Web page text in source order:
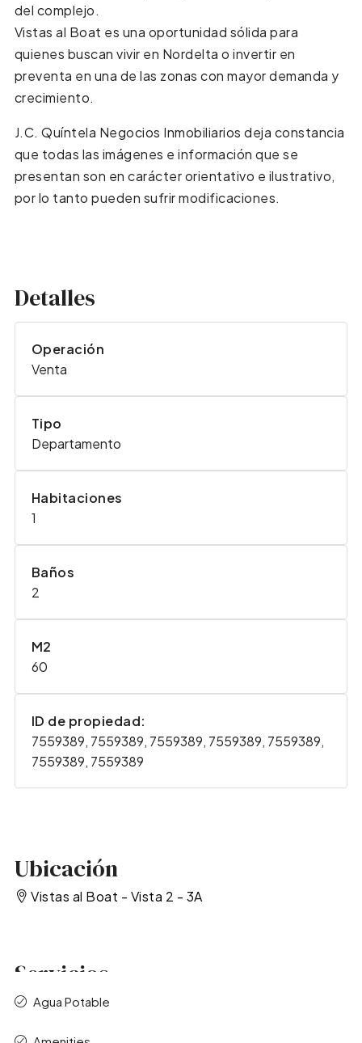
del complejo.
Vistas al Boat es una oportunidad sólida para
quienes buscan vivir en Nordelta o invertir en
preventa en una de las zonas con mayor demanda y
crecimiento.
J.C. Quíntela Negocios Inmobiliarios deja constancia
que todas las imágenes e información que se
presentan son en carácter orientativo e ilustrativo,
por lo tanto pueden sufrir modificaciones.
Detalles
Operación
Venta
Tipo
Departamento
Habitaciones
1
Baños
2
M2
60
ID de propiedad:
7559389, 7559389, 7559389, 7559389, 7559389,
7559389, 7559389
Ubicación
Vistas al Boat - Vista 2 - 3A
Servicios
Agua Potable